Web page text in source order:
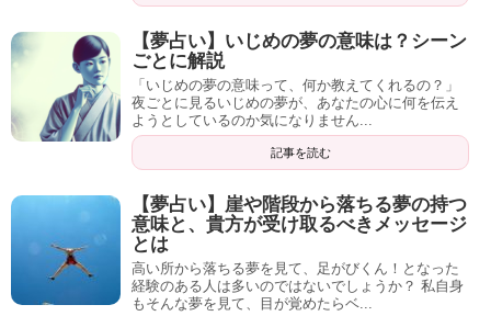
【夢占い】いじめの夢の意味は？シーン
ごとに解説
「いじめの夢の意味って、何か教えてくれるの？」
夜ごとに見るいじめの夢が、あなたの心に何を伝え
ようとしているのか気になりません...
記事を読む
【夢占い】崖や階段から落ちる夢の持つ
意味と、貴方が受け取るべきメッセージ
とは
高い所から落ちる夢を見て、足がびくん！となった
経験のある人は多いのではないでしょうか？ 私自身
もそんな夢を見て、目が覚めたらベ...